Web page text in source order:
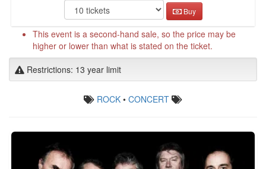
Buy
This event is a second-hand sale, so the price may be
higher or lower than what is stated on the ticket.
Restrictions: 13 year limit
ROCK • CONCERT